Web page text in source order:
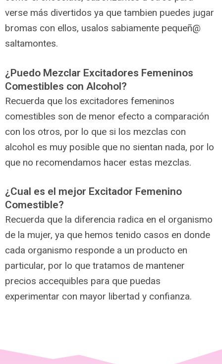
verse más divertidos ya que tambien puedes jugar
bromas con ellos, usalos sabiamente pequeñ@
saltamontes.
¿Puedo Mezclar Excitadores Femeninos
Comestibles con Alcohol?
Recuerda que los excitadores femeninos
comestibles son de menor efecto a comparación
con los otros, por lo que si los mezclas con
alcohol es muy posible que no sientan nada, por lo
que no recomendamos hacer estas mezclas.
¿Cual es el mejor Excitador Femenino
Comestible?
Recuerda que la diferencia radica en el organismo
de la mujer, ya que hemos tenido casos en donde
cada organismo responde a un producto en
particular, por lo que tratamos de mantener
precios accequibles para que puedas
experimentar con mayor libertad y confianza.